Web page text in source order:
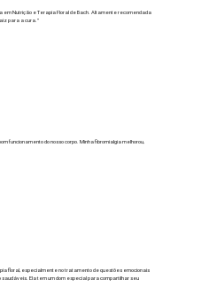
em Nutrição e Terapia Floral de Bach. Altamente recomendada
para a cura.”
funcionamento do nosso corpo. Minha fibromialgia melhorou,
floral, especialmente no tratamento de questões emocionais
Ela tem um dom especial para compartilhar seu